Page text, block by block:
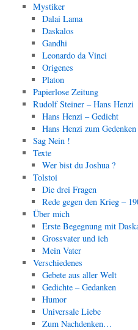
Mystiker
Dalai Lama
Daskalos
Gandhi
Leonardo da Vinci
Origenes
Platon
Papierlose Zeitung
Rudolf Steiner – Hans Henzi
Hans Henzi – Gedicht
Hans Henzi zum Gedenken
Sag Nein !
Texte
Wer bist du Joshua ?
Tolstoi
Die drei Fragen
Rede gegen den Krieg –
Über mich
Erste Begegnung mit
Grossvater und ich
Mein Vater
Verschiedenes
Gebete aus aller Welt
Gedichte – Gedanken
Humor
Universale Liebe
Zum Nachdenken…